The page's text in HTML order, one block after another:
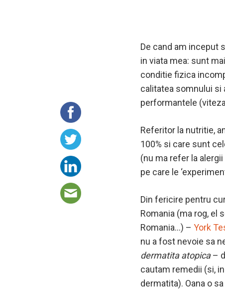
De cand am inceput
in viata mea: sunt
conditie fizica
calitatea somnului si
performantele
Referitor la nutritie,
100% si care sunt
(nu ma refer la
pe care le
Din fericire pentru
Romania (ma rog, el
Romania…) – York
nu a fost nevoie sa
dermatita atopica–
cautam remedii (si,
dermatita). Oana o